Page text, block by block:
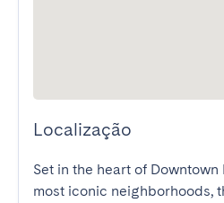
Localização
Set in the heart of Downtown
most iconic neighborhoods,